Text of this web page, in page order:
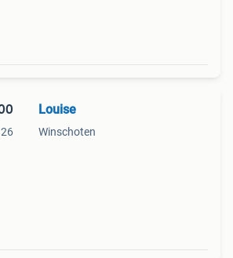
Louise
Winschoten